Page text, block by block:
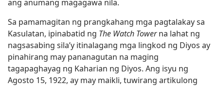
ang anumang magagawa nila.
Sa pamamagitan ng prangkahang mga pagtalakay sa
Kasulatan, ipinabatid ng The Watch Towerna lahat ng
nagsasabing sila’y itinalagang mga lingkod ng Diyos ay
pinahirang may pananagutan na maging
tagapaghayag ng Kaharian ng Diyos. Ang isyu ng
Agosto 15, 1922, ay may maikli, tuwirang artikulong